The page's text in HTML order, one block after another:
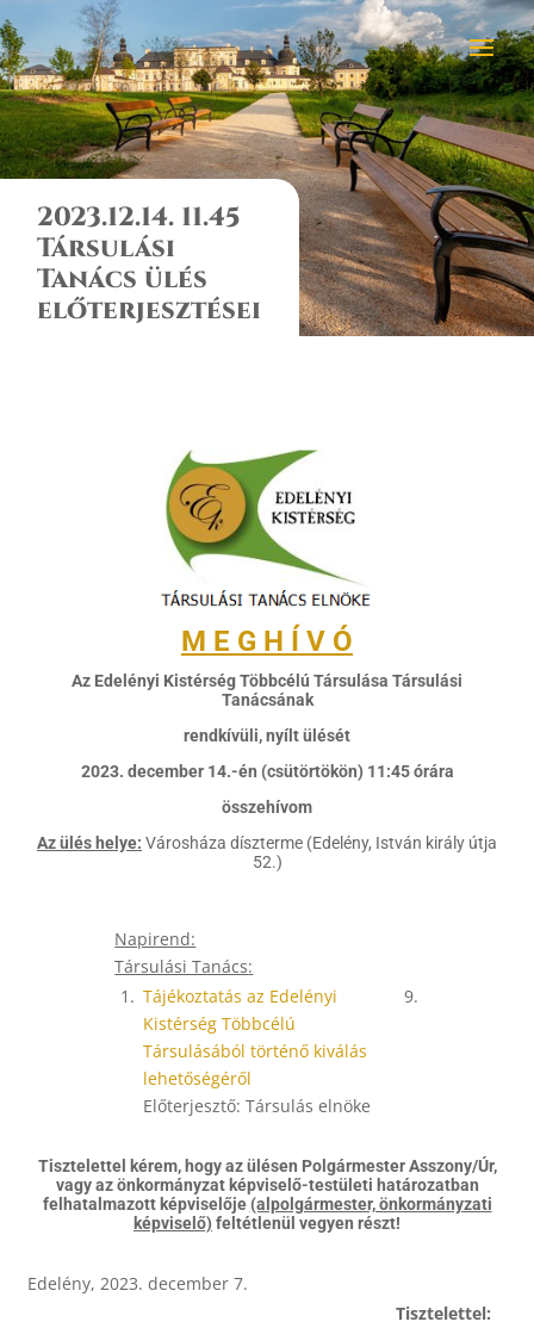
2023.12.14. 11.45
Társulási
Tanács ülés
előterjesztései
M E G H Í V Ó
Az Edelényi Kistérség Többcélú Társulása Társulási
Tanácsának
rendkívüli, nyílt ülését
2023. december 14.-én (csütörtökön) 11:45 órára
összehívom
Az ülés helye: Városháza díszterme (Edelény, István király útja
52.)
Napirend:
Társulási Tanács:
1. Tájékoztatás az Edelényi
Kistérség Többcélú
Társulásából történő kiválás
lehetőségéről
Előterjesztő: Társulás elnöke
9.
Tisztelettel kérem, hogy az ülésen Polgármester Asszony/Úr,
vagy az önkormányzat képviselő-testületi határozatban
felhatalmazott képviselője (alpolgármester, önkormányzati
képviselő) feltétlenül vegyen részt!
Edelény, 2023. december 7.
Tisztelettel: